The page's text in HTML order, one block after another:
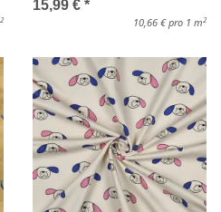
2
15,99 € *
10,66 € pro 1 m 2